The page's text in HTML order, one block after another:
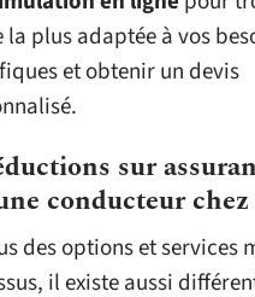
la plus adaptée à vos
et obtenir un devis
sur
conducteur
des options et services
il existe aussi